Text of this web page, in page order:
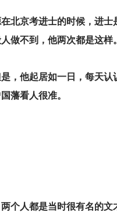
北京考进士的时候，进士
做不到，他两次都是这样。
，他起居如一日，每天认
藩看人很准。
个人都是当时很有名的文